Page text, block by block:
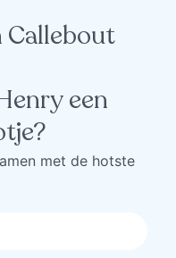
Callebout
een
met de hotste